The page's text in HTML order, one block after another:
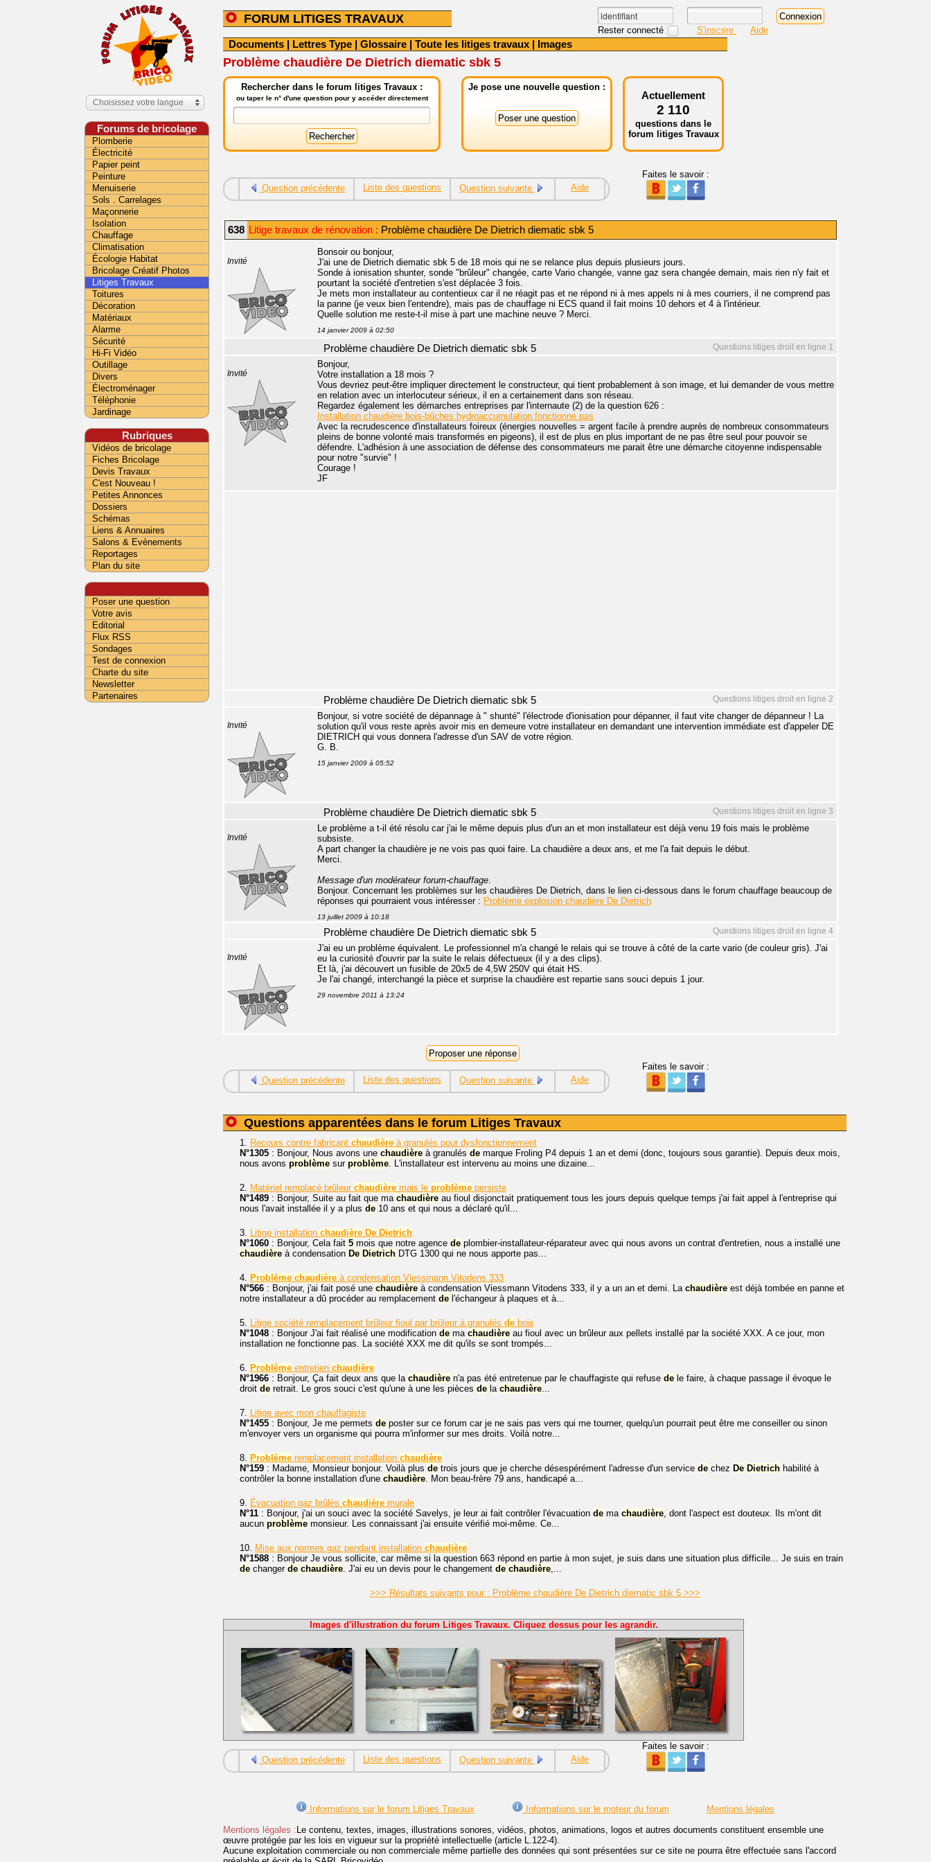
FORUM LITIGES TRAVAUX
Rester connecté S'inscrire Aide
Documents | Lettres Type | Glossaire | Toute les litiges travaux | Images
Problème chaudière De Dietrich diematic sbk 5
Rechercher dans le forum litiges Travaux :
ou taper le n° d'une question pour y accéder directement
Je pose une nouvelle question :
Actuellement
2 110
questions dans le
forum litiges Travaux
Question précédente Liste des questions Question suivante Aide
Faites le savoir :
638 Litige travaux de rénovation : Problème chaudière De Dietrich diematic sbk 5
Invité
Bonsoir ou bonjour,
J'ai une de Dietrich diematic sbk 5 de 18 mois qui ne se relance plus depuis plusieurs jours.
Sonde à ionisation shunter, sonde "brûleur" changée, carte Vario changée, vanne gaz sera changée demain, mais rien n'y fait et
pourtant la société d'entretien s'est déplacée 3 fois.
Je mets mon installateur au contentieux car il ne réagit pas et ne répond ni à mes appels ni à mes courriers, il ne comprend pas
la panne (je veux bien l'entendre), mais pas de chauffage ni ECS quand il fait moins 10 dehors et 4 à l'intérieur.
Quelle solution me reste-t-il mise à part une machine neuve ? Merci.
14 janvier 2009 à 02:50
Questions litiges droit en ligne 1
Problème chaudière De Dietrich diematic sbk 5
Invité
Bonjour,
Votre installation a 18 mois ?
Vous devriez peut-être impliquer directement le constructeur, qui tient probablement à son image, et lui demander de vous mettre
en relation avec un interlocuteur sérieux, il en a certainement dans son réseau.
Regardez également les démarches entreprises par l'internaute (2) de la question 626 :
Installation chaudière bois-bûches hydroaccumulation fonctionne pas
Avec la recrudescence d'installateurs foireux (énergies nouvelles = argent facile à prendre auprès de nombreux consommateurs
pleins de bonne volonté mais transformés en pigeons), il est de plus en plus important de ne pas être seul pour pouvoir se
défendre. L'adhésion à une association de défense des consommateurs me parait être une démarche citoyenne indispensable
pour notre "survie" !
Courage !
JF
Questions litiges droit en ligne 2
Problème chaudière De Dietrich diematic sbk 5
Invité
Bonjour, si votre société de dépannage à " shunté" l'électrode d'ionisation pour dépanner, il faut vite changer de dépanneur ! La
solution qu'il vous reste après avoir mis en demeure votre installateur en demandant une intervention immédiate est d'appeler DE
DIETRICH qui vous donnera l'adresse d'un SAV de votre région.
G. B.
15 janvier 2009 à 05:52
Questions litiges droit en ligne 3
Problème chaudière De Dietrich diematic sbk 5
Invité
Le problème a t-il été résolu car j'ai le même depuis plus d'un an et mon installateur est déjà venu 19 fois mais le problème
subsiste.
A part changer la chaudière je ne vois pas quoi faire. La chaudière a deux ans, et me l'a fait depuis le début.
Merci.
Message d'un modérateur forum-chauffage.
Bonjour. Concernant les problèmes sur les chaudières De Dietrich, dans le lien ci-dessous dans le forum chauffage beaucoup de
réponses qui pourraient vous intéresser : Problème explosion chaudière De Dietrich
13 juillet 2009 à 10:18
Questions litiges droit en ligne 4
Problème chaudière De Dietrich diematic sbk 5
Invité
J'ai eu un problème équivalent. Le professionnel m'a changé le relais qui se trouve à côté de la carte vario (de couleur gris). J'ai
eu la curiosité d'ouvrir par la suite le relais défectueux (il y a des clips).
Et là, j'ai découvert un fusible de 20x5 de 4,5W 250V qui était HS.
Je l'ai changé, interchangé la pièce et surprise la chaudière est repartie sans souci depuis 1 jour.
29 novembre 2011 à 13:24
Question précédente Liste des questions Question suivante Aide
Faites le savoir :
Questions apparentées dans le forum Litiges Travaux
1. Recours contre fabricant chaudière à granulés pour dysfonctionnement
N°1305 : Bonjour, Nous avons une chaudière à granulés de marque Froling P4 depuis 1 an et demi (donc, toujours sous garantie). Depuis deux mois,
nous avons problème sur problème. L'installateur est intervenu au moins une dizaine...
2. Matériel remplacé brûleur chaudière mais le problème persiste
N°1489 : Bonjour, Suite au fait que ma chaudière au fioul disjonctait pratiquement tous les jours depuis quelque temps j'ai fait appel à l'entreprise qui
nous l'avait installée il y a plus de 10 ans et qui nous a déclaré qu'il...
3. Litige installation chaudière De Dietrich
N°1060 : Bonjour, Cela fait 5 mois que notre agence de plombier-installateur-réparateur avec qui nous avons un contrat d'entretien, nous a installé une
chaudière à condensation De Dietrich DTG 1300 qui ne nous apporte pas...
4. Problème chaudière à condensation Viessmann Vitodens 333
N°566 : Bonjour, j'ai fait posé une chaudière à condensation Viessmann Vitodens 333, il y a un an et demi. La chaudière est déjà tombée en panne et
notre installateur a dû procéder au remplacement de l'échangeur à plaques et à...
5. Litige société remplacement brûleur fioul par brûleur à granulés de bois
N°1048 : Bonjour J'ai fait réalisé une modification de ma chaudière au fioul avec un brûleur aux pellets installé par la société XXX. A ce jour, mon
installation ne fonctionne pas. La société XXX me dit qu'ils se sont trompés...
6. Problème entretien chaudière
N°1966 : Bonjour, Ça fait deux ans que la chaudière n'a pas été entretenue par le chauffagiste qui refuse de le faire, à chaque passage il évoque le
droit de retrait. Le gros souci c'est qu'une à une les pièces de la chaudière...
7. Litige avec mon chauffagiste
N°1455 : Bonjour, Je me permets de poster sur ce forum car je ne sais pas vers qui me tourner, quelqu'un pourrait peut être me conseiller ou sinon
m'envoyer vers un organisme qui pourra m'informer sur mes droits. Voilà notre...
8. Problème remplacement installation chaudière
N°159 : Madame, Monsieur bonjour. Voilà plus de trois jours que je cherche désespérément l'adresse d'un service de chez De Dietrich habilité à
contrôler la bonne installation d'une chaudière. Mon beau-frère 79 ans, handicapé a...
9. Évacuation gaz brûlés chaudière murale
N°11 : Bonjour, j'ai un souci avec la société Savelys, je leur ai fait contrôler l'évacuation de ma chaudière, dont l'aspect est douteux. Ils m'ont dit
aucun problème monsieur. Les connaissant j'ai ensuite vérifié moi-même. Ce...
10. Mise aux normes gaz pendant installation chaudière
N°1588 : Bonjour Je vous sollicite, car même si la question 663 répond en partie à mon sujet, je suis dans une situation plus difficile... Je suis en train
de changer de chaudière. J'ai eu un devis pour le changement de chaudière,...
>>> Résultats suivants pour : Problème chaudière De Dietrich diematic sbk 5 >>>
Images d'illustration du forum Litiges Travaux. Cliquez dessus pour les agrandir.
Question précédente Liste des questions Question suivante Aide
Faites le savoir :
Informations sur le forum Litiges Travaux Informations sur le moteur du forum
Mentions légales
Mentions légales : Le contenu, textes, images, illustrations sonores, vidéos, photos, animations, logos et autres documents constituent ensemble une
œuvre protégée par les lois en vigueur sur la propriété intellectuelle (article L.122-4).
Aucune exploitation commerciale ou non commerciale même partielle des données qui sont présentées sur ce site ne pourra être effectuée sans l'accord
Choisissez votre langue
Forums de bricolage
Plomberie
Électricité
Papier peint
Peinture
Menuiserie
Sols . Carrelages
Maçonnerie
Isolation
Chauffage
Climatisation
Écologie Habitat
Bricolage Créatif Photos
Litiges Travaux
Toitures
Décoration
Matériaux
Alarme
Sécurité
Hi-Fi Vidéo
Outillage
Divers
Électroménager
Téléphonie
Jardinage
Rubriques
Vidéos de bricolage
Fiches Bricolage
Devis Travaux
C'est Nouveau !
Petites Annonces
Dossiers
Schémas
Liens & Annuaires
Salons & Evènements
Reportages
Plan du site
Poser une question
Votre avis
Editorial
Flux RSS
Sondages
Test de connexion
Charte du site
Newsletter
Partenaires